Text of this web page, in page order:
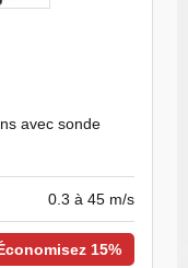
m/s
avec sonde
0.3 à 45 m/s
15%